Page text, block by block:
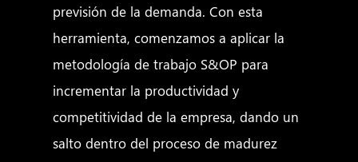
previsión de la demanda. Con esta
herramienta, comenzamos a aplicar la
metodología de trabajo S&OP para
incrementar la productividad y
competitividad de la empresa, dando un
salto dentro del proceso de madurez